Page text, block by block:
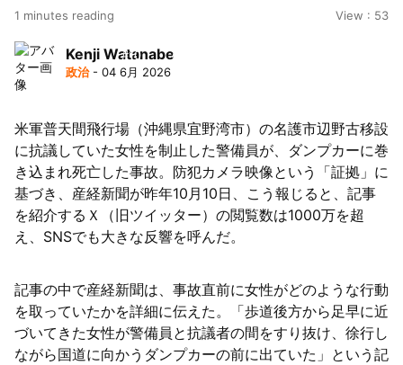
ンクにも影響拡大
「人感センサー搭載ファン付LEDミニラ
#10 破産したカード決済代行大手
63者の負債総額は1151億円
1 minutes reading View : 53
Kenji Watanabe
政治- 04 6月 2026
米軍普天間飛行場（沖縄県宜野湾市）の名護市辺野古移設
に抗議していた女性を制止した警備員が、ダンプカーに巻
き込まれ死亡した事故。防犯カメラ映像という「証拠」に
基づき、産経新聞が昨年10月10日、こう報じると、記事
を紹介するＸ（旧ツイッター）の閲覧数は1000万を超
え、SNSでも大きな反響を呼んだ。
記事の中で産経新聞は、事故直前に女性がどのような行動
を取っていたかを詳細に伝えた。「歩道後方から足早に近
づいてきた女性が警備員と抗議者の間をすり抜け、徐行し
ながら国道に向かうダンプカーの前に出ていた」という記